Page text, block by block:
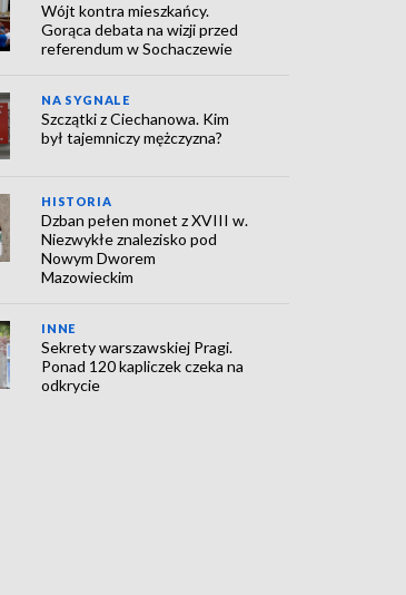
Wójt kontra mieszkańcy.
Gorąca debata na wizji przed
referendum w Sochaczewie
NA SYGNALE
Szczątki z Ciechanowa. Kim
był tajemniczy mężczyzna?
HISTORIA
Dzban pełen monet z XVIII w.
Niezwykłe znalezisko pod
Nowym Dworem
Mazowieckim
INNE
Sekrety warszawskiej Pragi.
Ponad 120 kapliczek czeka na
odkrycie